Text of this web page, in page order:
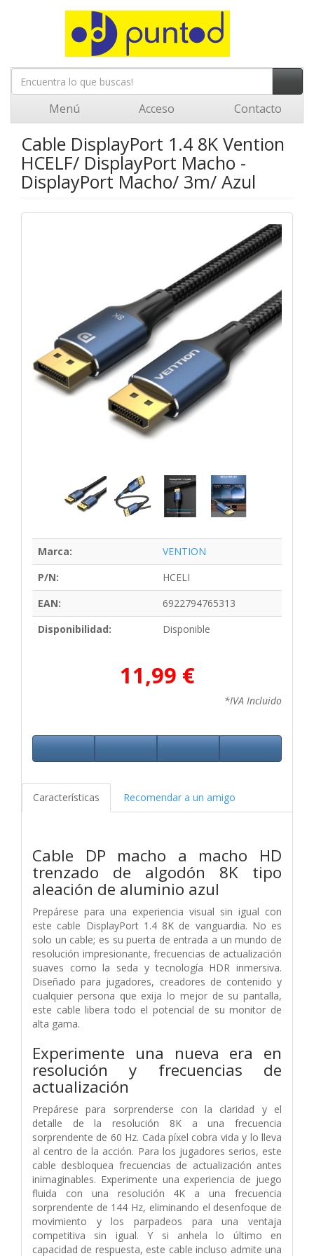
Menú Acceso Contacto
Cable DisplayPort 1.4 8K Vention
HCELF/ DisplayPort Macho -
DisplayPort Macho/ 3m/ Azul
Marca:
VENTION
P/N:
HCELI
EAN:
6922794765313
Disponibilidad:
Disponible
11,99 €
*IVA Incluido
Características Recomendar a un amigo
Cable DP macho a macho HD
trenzado de algodón 8K tipo
aleación de aluminio azul
Prepárese para una experiencia visual sin igual con
este cable DisplayPort 1.4 8K de vanguardia. No es
solo un cable; es su puerta de entrada a un mundo de
resolución impresionante, frecuencias de actualización
suaves como la seda y tecnología HDR inmersiva.
Diseñado para jugadores, creadores de contenido y
cualquier persona que exija lo mejor de su pantalla,
este cable libera todo el potencial de su monitor de
alta gama.
Experimente una nueva era en
resolución y frecuencias de
actualización
Prepárese para sorprenderse con la claridad y el
detalle de la resolución 8K a una frecuencia
sorprendente de 60 Hz. Cada píxel cobra vida y lo lleva
al centro de la acción. Para los jugadores serios, este
cable desbloquea frecuencias de actualización antes
inimaginables. Experimente una experiencia de juego
fluida con una resolución 4K a una frecuencia
sorprendente de 144 Hz, eliminando el desenfoque de
movimiento y los parpadeos para una ventaja
competitiva sin igual. Y si anhela lo último en
capacidad de respuesta, este cable incluso admite una